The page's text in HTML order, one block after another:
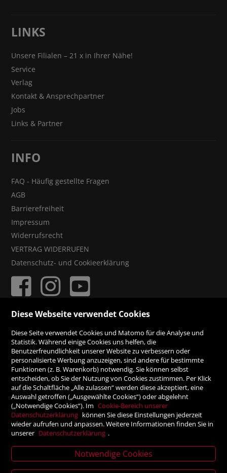
letter
LINKS
Unsere Filialen – 21 x in Ihrer Nähe!
Service
Verlag
Kontakt & Ansprechpartner
Jobs
Links & Partner
INFO
FAQ - Häufig gestellte Fragen
AGB
Barrierefreiheit
Impressum
Widerrufsrecht
VERTRAG WIDERRUFEN
Datenschutz- und Cookieerklärung
Rechnung
Vorauskasse
SICHER ONLINE SHOPPEN!
Diese Webseite verwendet Cookies
Diese Seite verwendet Cookies und Matomo für die Analyse und
Statistik. Während einige Cookies uns helfen, die
Benutzerfreundlichkeit unserer Website zu verbessern oder
personalisierte Werbung anzuzeigen, sind andere für bestimmte
Funktionen (z. B. Warenkorb) notwendig. Sie können selbst
entscheiden, ob Sie der Nutzung von Cookies zustimmen. Per Klick
auf die Schaltfläche „Alle zulassen“ werden diese akzeptiert, eine
Auswahl getroffen („Ausgewählte Cookies“) oder abgelehnt
(„Notwendige Cookies“). Im Cookie-Bereich unserer
Datenschutzerklärung können Sie diese Einstellungen jederzeit
wieder aufrufen und anpassen. Weitere Informationen finden Sie in
unserer Datenschutzerklärung .
Notwendige Cookies